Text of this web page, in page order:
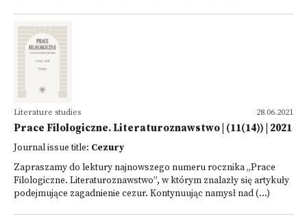
28.06.2021
Literature studies
Prace Filologiczne. Literaturoznawstwo | (11(14)) | 2021
Journal issue title: Cezury
Zapraszamy do lektury najnowszego numeru rocznika „Prace
Filologiczne. Literaturoznawstwo”, w którym znalazły się artykuły
podejmujące zagadnienie cezur. Kontynuując namysł nad (...)